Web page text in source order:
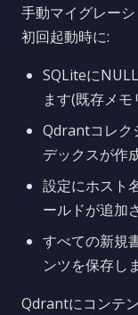
手動マイグレー
初回起動時に:
SQLiteに
ます(既存メモ
Qdrantコレク
デックスが作
設定にホスト
ールドが追加
すべての新規
ンツを保存し
Qdrantにコンテ